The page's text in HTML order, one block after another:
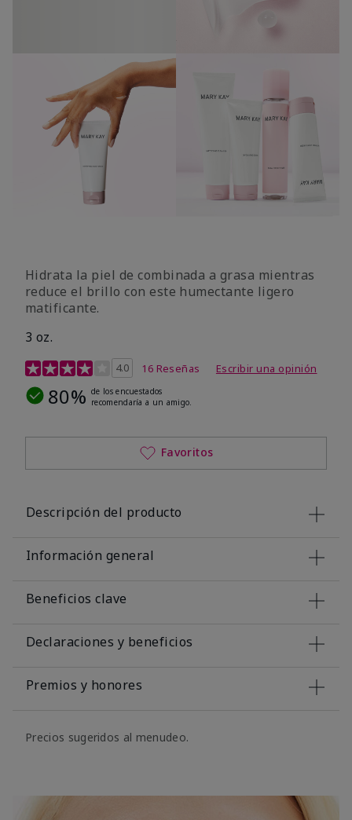
Hidrata la piel de combinada a grasa mientras
reduce el brillo con este humectante ligero
matificante.
3 oz.
Calificación de clientes de 4,3 de 5
4.0 16 Reseñas Escribir una opinión
80% de los encuestados
recomendaría a un amigo.
Favoritos
Descripción del producto
Información general
Beneficios clave
Declaraciones y beneficios
Premios y honores
Precios sugeridos al menudeo.